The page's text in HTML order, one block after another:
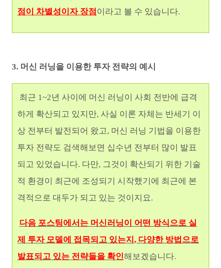
점이 차별성이자 장점이라고 볼 수 있습니다.
3. 머신 러닝을 이용한 투자 전략의 예시
최근 1~2년 사이에 머신 러닝이 사회 전반에 급격
하게 확산되고 있지만, 사실 이론 자체는 반세기 이
상 전부터 발전되어 왔고, 머신 러닝 기법을 이용한
투자 전략도 검색해보면 십수년 전부터 많이 발표
되고 있었습니다. 다만, 그것이 확산되기 위한 기술
적 환경이 최근에 조성되기 시작했기에 최근에 본
격적으로 대두가 되고 있는 것이지요.
다음 포스팅에서는 머신러닝이 어떤 방식으로 실
제 투자 모델에 접목되고 있는지, 다양한 방법으로
발표되고 있는 전략들을 확인해보겠습니다.